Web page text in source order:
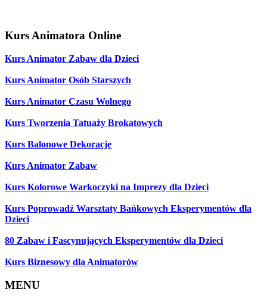
Kurs Animatora Online
Kurs Animator Zabaw dla Dzieci
Kurs Animator Osób Starszych
Kurs Animator Czasu Wolnego
Kurs Tworzenia Tatuaży Brokatowych
Kurs Balonowe Dekoracje
Kurs Animator Zabaw
Kurs Kolorowe Warkoczyki na Imprezy dla Dzieci
Kurs Poprowadź Warsztaty Bańkowych Eksperymentów dla
Dzieci
80 Zabaw i Fascynujących Eksperymentów dla Dzieci
Kurs Biznesowy dla Animatorów
MENU